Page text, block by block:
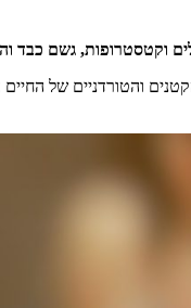
וקטסטרופות, גשם כבד
והטורדניים של